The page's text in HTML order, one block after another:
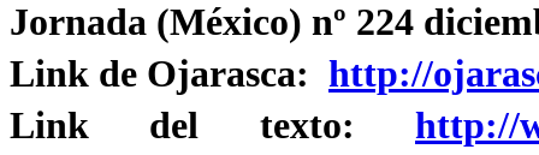
Jornada (México) nº 224
Link de Ojarasca: http://
Link del texto: http://